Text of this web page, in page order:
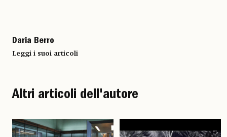
Daria Berro
Leggi i suoi articoli
Altri articoli dell'autore